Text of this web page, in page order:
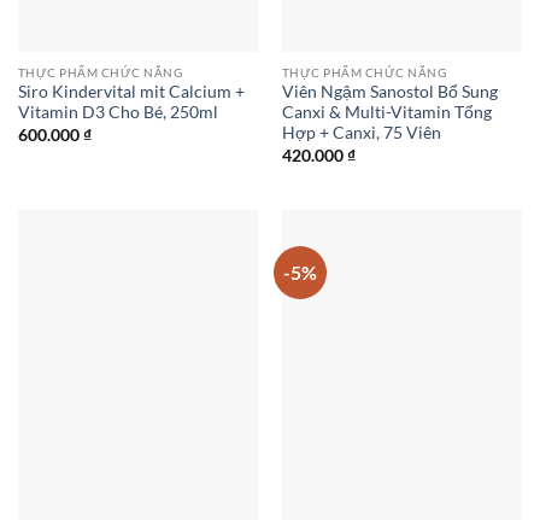
THỰC PHẨM CHỨC NĂNG
Siro Kindervital mit Calcium +
Vitamin D3 Cho Bé, 250ml
600.000₫
THỰC PHẨM CHỨC NĂNG
Viên Ngậm Sanostol Bổ Sung
Canxi & Multi-Vitamin Tổng
Hợp + Canxi, 75 Viên
420.000₫
-5%